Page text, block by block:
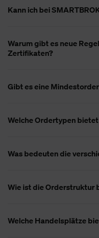
Kann ich bei
Warum gibt es neue
Zertifikaten?
Gibt es eine
Welche Ordertypen
Was bedeuten die
Wie ist die Orderstruktur
Welche Handelsplätze